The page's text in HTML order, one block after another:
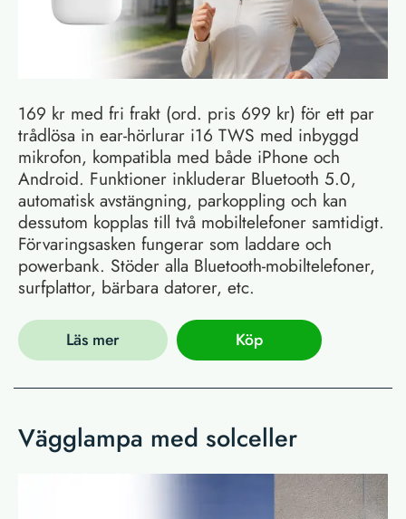
169 kr med fri frakt (ord. pris 699 kr) för ett par
trådlösa in ear-hörlurar i16 TWS med inbyggd
mikrofon, kompatibla med både iPhone och
Android. Funktioner inkluderar Bluetooth 5.0,
automatisk avstängning, parkoppling och kan
dessutom kopplas till två mobiltelefoner samtidigt.
Förvaringsasken fungerar som laddare och
powerbank. Stöder alla Bluetooth-mobiltelefoner,
surfplattor, bärbara datorer, etc.
Läs mer Köp
Vägglampa med solceller